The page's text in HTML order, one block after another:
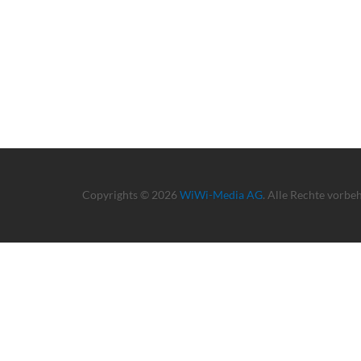
Copyrights © 2026 WiWi-Media AG. Alle Rechte